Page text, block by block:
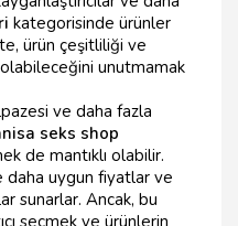
kategorisinde ürünler
ürün çeşitliliği ve
unutmamak
ve daha fazla
seks shop
de mantıklı olabilir.
daha uygun fiyatlar ve
sunarlar. Ancak, bu